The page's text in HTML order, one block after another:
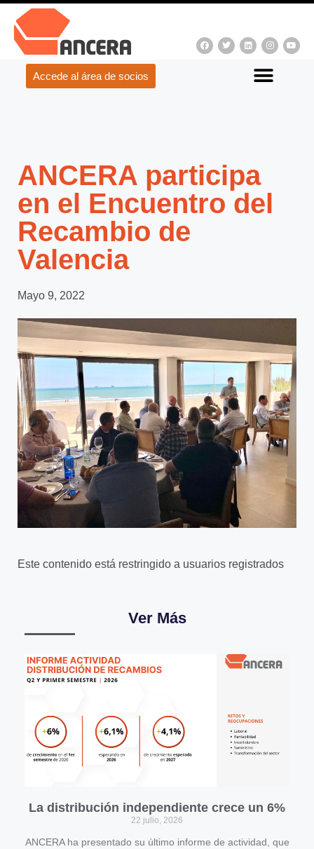
Accede al área de socios
ANCERA participa
en el Encuentro del
Recambio de
Valencia
Mayo 9, 2022
Este contenido está restringido a usuarios registrados
Ver Más
La distribución independiente crece un 6%
22 julio, 2026
ANCERA ha presentado su último informe de actividad, que